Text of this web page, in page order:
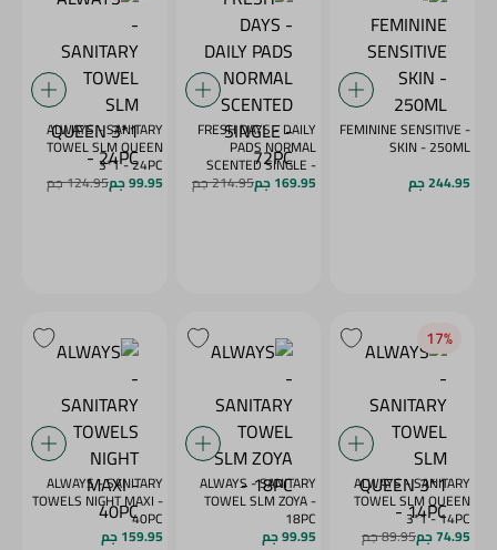
- FEMININE SENSITIVE
SKIN - 250ML
244.95 جم
FRESH DAYS - DAILY
PADS NORMAL
SCENTED SINGLE -
72PC
169.95 جم 214.95 جم
ALWAYS - SANITARY
TOWEL SLM QUEEN
3*1 - 24PC
99.95 جم 124.95 جم
17‎%‎
ALWAYS - SANITARY
TOWEL SLM QUEEN
3*1 - 14PC
74.95 جم 89.95 جم
ALWAYS - SANITARY
TOWEL SLM ZOYA -
18PC
99.95 جم
ALWAYS - SANITARY
TOWELS NIGHT MAXI -
40PC
159.95 جم